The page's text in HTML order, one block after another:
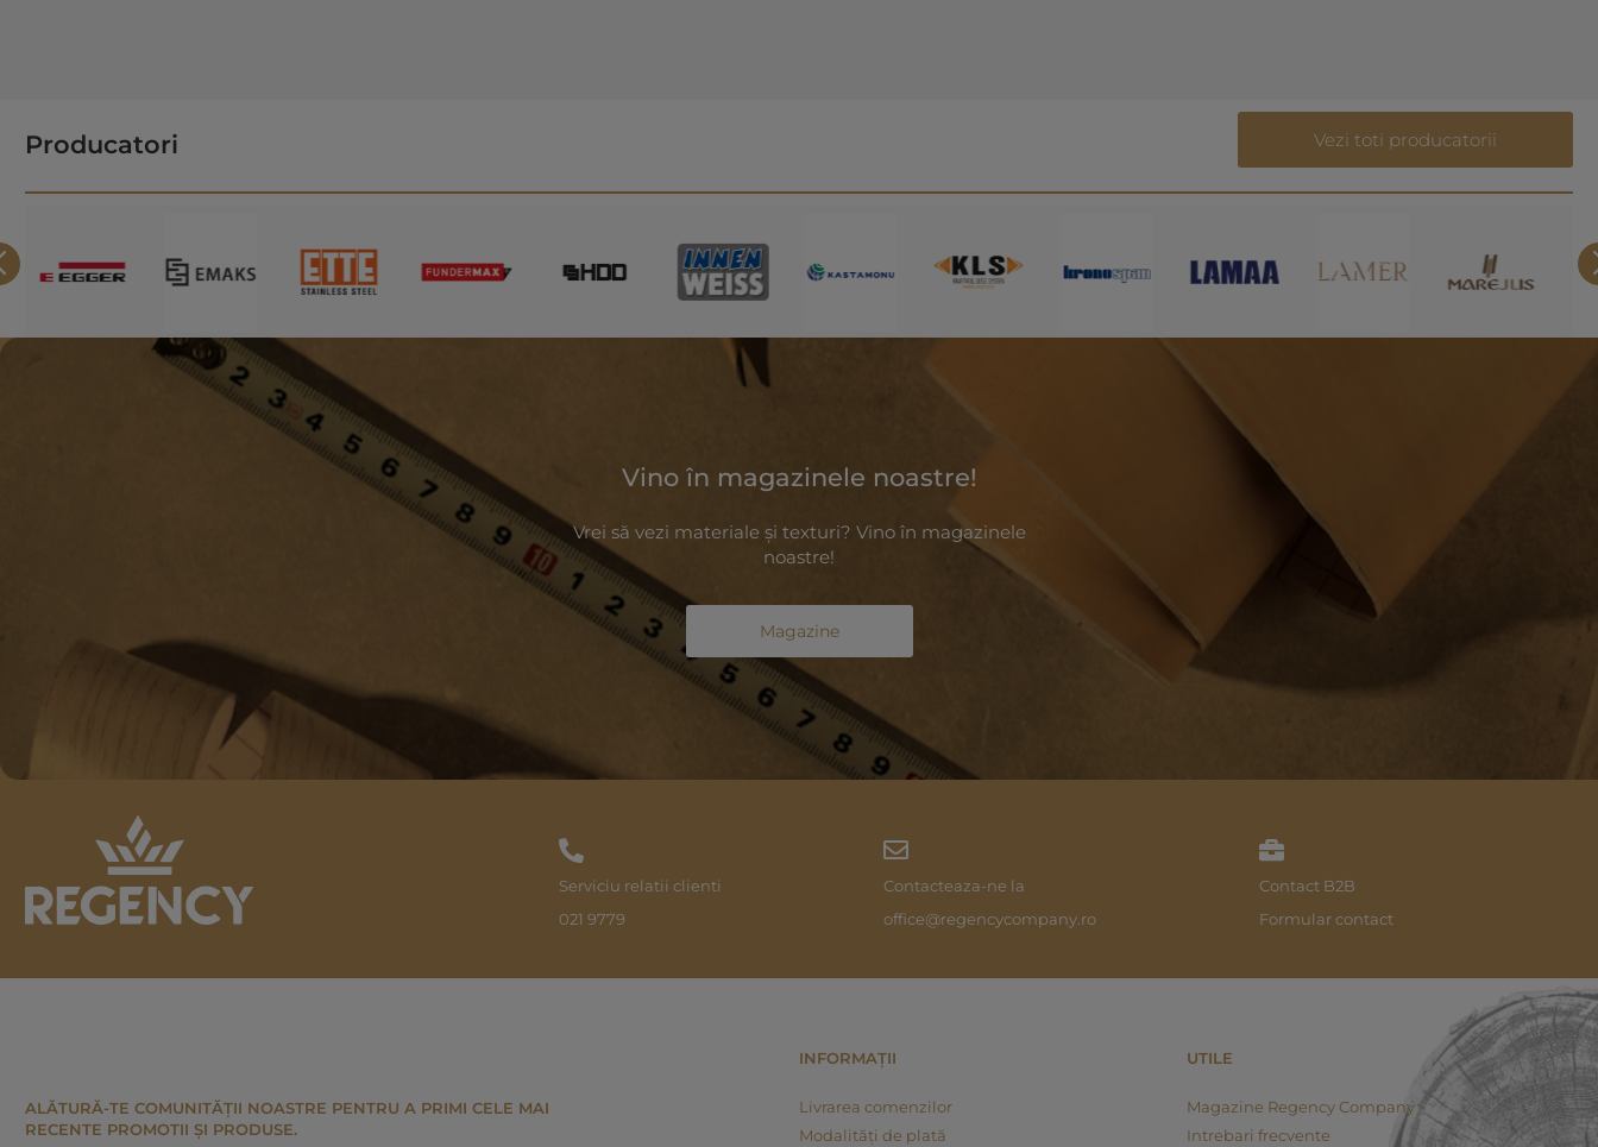
Producatori Vezi toti producatorii
Vino în magazinele noastre!
Vrei să vezi materiale și texturi? Vino în magazinele
noastre!
Magazine
Serviciu relatii clienti
021 9779
Contacteaza-ne la
office@regencycompany.ro
Contact B2B
Formular contact
ALĂTURĂ-TE COMUNITĂȚII NOASTRE PENTRU A PRIMI CELE MAI
RECENTE PROMOTII ȘI PRODUSE.
INFORMAȚII
Livrarea comenzilor
Modalități de plată
UTILE
Magazine Regency Company
Intrebari frecvente